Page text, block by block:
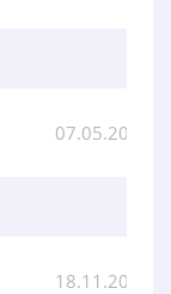
07.05.2024
18.11.2023